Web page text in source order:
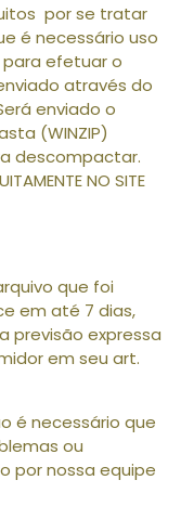
por se tratar
é necessário uso
efetuar o
através do
enviado o
(WINZIP)
descompactar.
NO SITE
que foi
em até 7 dias,
previsão expressa
em seu art.
é necessário que
ou
por nossa equipe